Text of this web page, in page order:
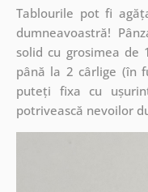
Tablourile pot fi
dumneavoastră!
solid cu grosimea de
până la 2 cârlige (în
puteți fixa cu
potrivească nevoilor